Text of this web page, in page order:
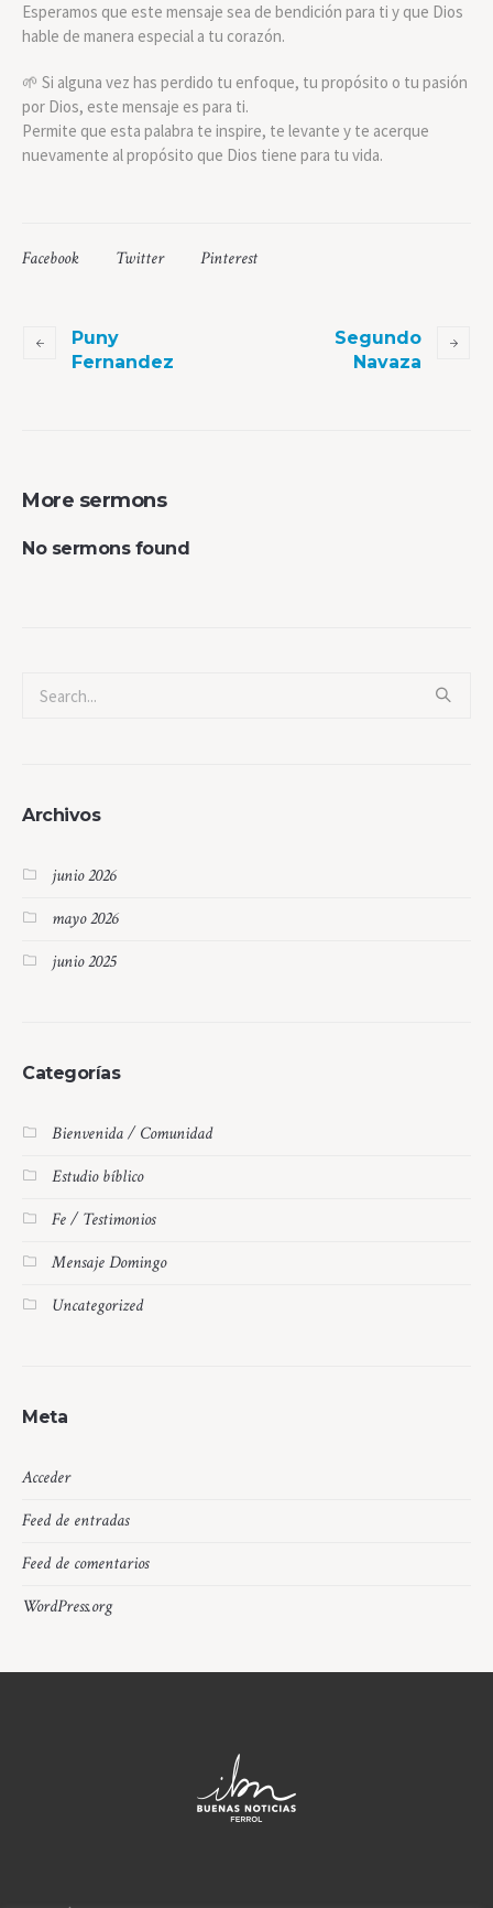
Esperamos que este mensaje sea de bendición para ti y que Dios
hable de manera especial a tu corazón.
🌱 Si alguna vez has perdido tu enfoque, tu propósito o tu pasión
por Dios, este mensaje es para ti.
Permite que esta palabra te inspire, te levante y te acerque
nuevamente al propósito que Dios tiene para tu vida.
Facebook Twitter Pinterest
Puny
Fernandez
Segundo
Navaza
More sermons
No sermons found
Archivos
junio 2026
mayo 2026
junio 2025
Categorías
Bienvenida / Comunidad
Estudio bíblico
Fe / Testimonios
Mensaje Domingo
Uncategorized
Meta
Acceder
Feed de entradas
Feed de comentarios
WordPress.org